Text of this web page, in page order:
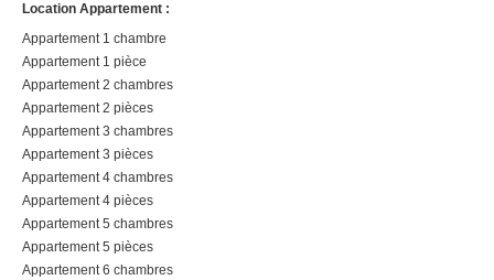
Location Appartement :
Appartement 1 chambre
Appartement 1 pièce
Appartement 2 chambres
Appartement 2 pièces
Appartement 3 chambres
Appartement 3 pièces
Appartement 4 chambres
Appartement 4 pièces
Appartement 5 chambres
Appartement 5 pièces
Appartement 6 chambres